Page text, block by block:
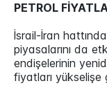
PETROL
İsrail-İran
piyasalarını da
endişelerinin
fiyatları yükselişe